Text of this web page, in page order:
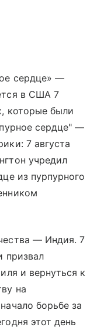
сердце» —
в США 7
которые были
сердце" —
7 августа
учредил
из пурпурного
— Индия. 7
призвал
и вернуться к
на
борьбе за
этот день